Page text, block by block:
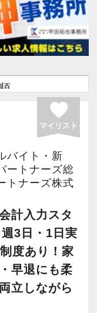
favorite
マイリスト
バイト・新
ートナーズ総
トナーズ株式
計入力スタ
3日・1日実
度あり！家
早退にも柔
立しながら